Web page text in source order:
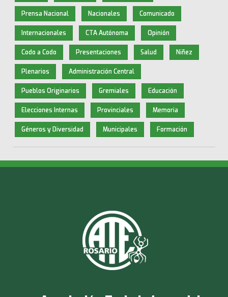
Prensa Nacional Nacionales Comunicado
Internacionales CTA Autónoma Opinión
Codo a Codo Presentaciones Salud Niñez
Plenarios Administración Central
Pueblos Originarios Gremiales Educación
Elecciones Internas Provinciales Memoria
Géneros y Diversidad Municipales Formación